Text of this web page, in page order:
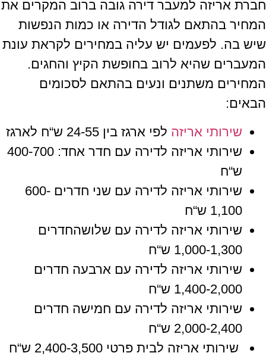
חברת אריזה למעבר דירה גובה ברוב המקרים את
המחיר בהתאם לגודל הדירה או כמות הנפשות
שיש בה. לפעמים יש עליה במחירים לקראת עונת
המעברים שהיא לרוב בחופשת הקיץ והחגים.
המחירים משתנים ונעים בהתאם לסכומים
הבאים:
שירותי אריזה לפי ארגז בין 24-55 ש“ח לארגז
שירותי אריזה לדירה עם חדר אחד: 400-700
ש“ח
שירותי אריזה לדירה עם שני חדרים 600-
1,100 ש“ח
שירותי אריזה לדירה עם שלושהחדרים
1,000-1,300 ש“ח
שירותי אריזה לדירה עם ארבעה חדרים
1,400-2,000 ש“ח
שירותי אריזה לדירה עם חמישה חדרים
2,000-2,400 ש“ח
שירותי אריזה לבית פרטי 2,400-3,500 ש“ח